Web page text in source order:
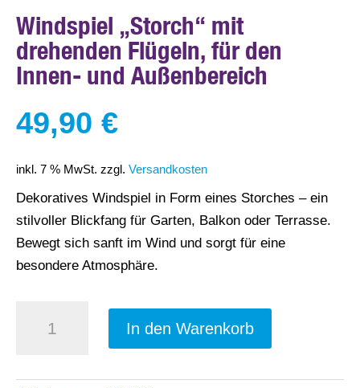
Windspiel „Storch“ mit
drehenden Flügeln, für den
Innen- und Außenbereich
49,90 €
inkl. 7 % MwSt. zzgl. Versandkosten
Dekoratives Windspiel in Form eines Storches – ein
stilvoller Blickfang für Garten, Balkon oder Terrasse.
Bewegt sich sanft im Wind und sorgt für eine
besondere Atmosphäre.
"Storch"
drehenden
In den Warenkorb
e